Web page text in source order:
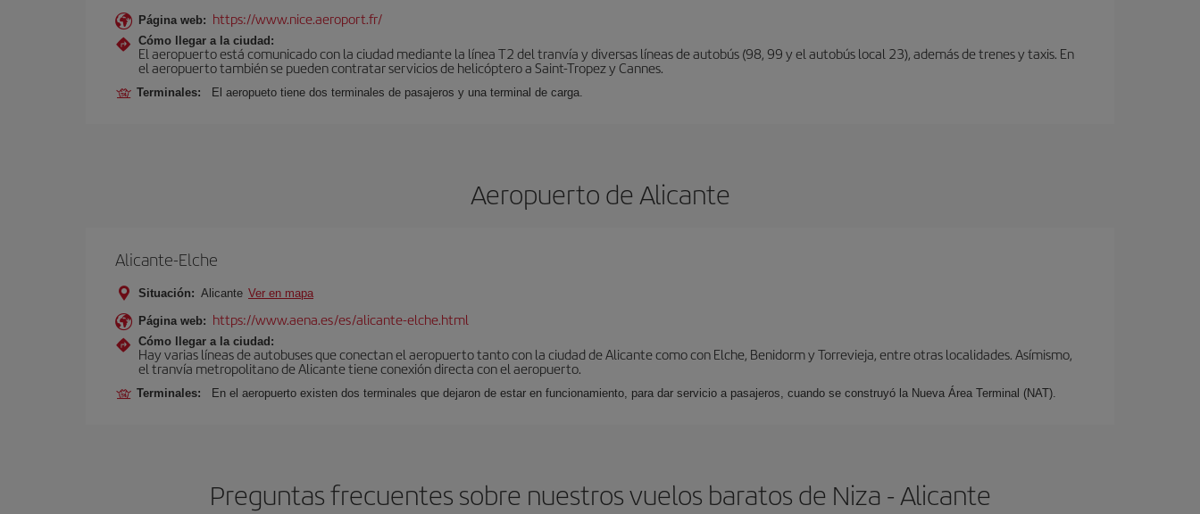
Página web: https://www.nice.aeroport.fr/
Cómo llegar a la ciudad:
El aeropuerto está comunicado con la ciudad mediante la línea T2 del tranvía y diversas líneas de autobús (98, 99 y el autobús local 23), además de trenes y taxis. En
el aeropuerto también se pueden contratar servicios de helicóptero a Saint-Tropez y Cannes.
Terminales: El aeropueto tiene dos terminales de pasajeros y una terminal de carga.
Aeropuerto de Alicante
Alicante-Elche
Situación: Alicante Ver en mapa
Página web: https://www.aena.es/es/alicante-elche.html
Cómo llegar a la ciudad:
Hay varias líneas de autobuses que conectan el aeropuerto tanto con la ciudad de Alicante como con Elche, Benidorm y Torrevieja, entre otras localidades. Asímismo,
el tranvía metropolitano de Alicante tiene conexión directa con el aeropuerto.
Terminales: En el aeropuerto existen dos terminales que dejaron de estar en funcionamiento, para dar servicio a pasajeros, cuando se construyó la Nueva Área Terminal (NAT).
Preguntas frecuentes sobre nuestros vuelos baratos de Niza - Alicante